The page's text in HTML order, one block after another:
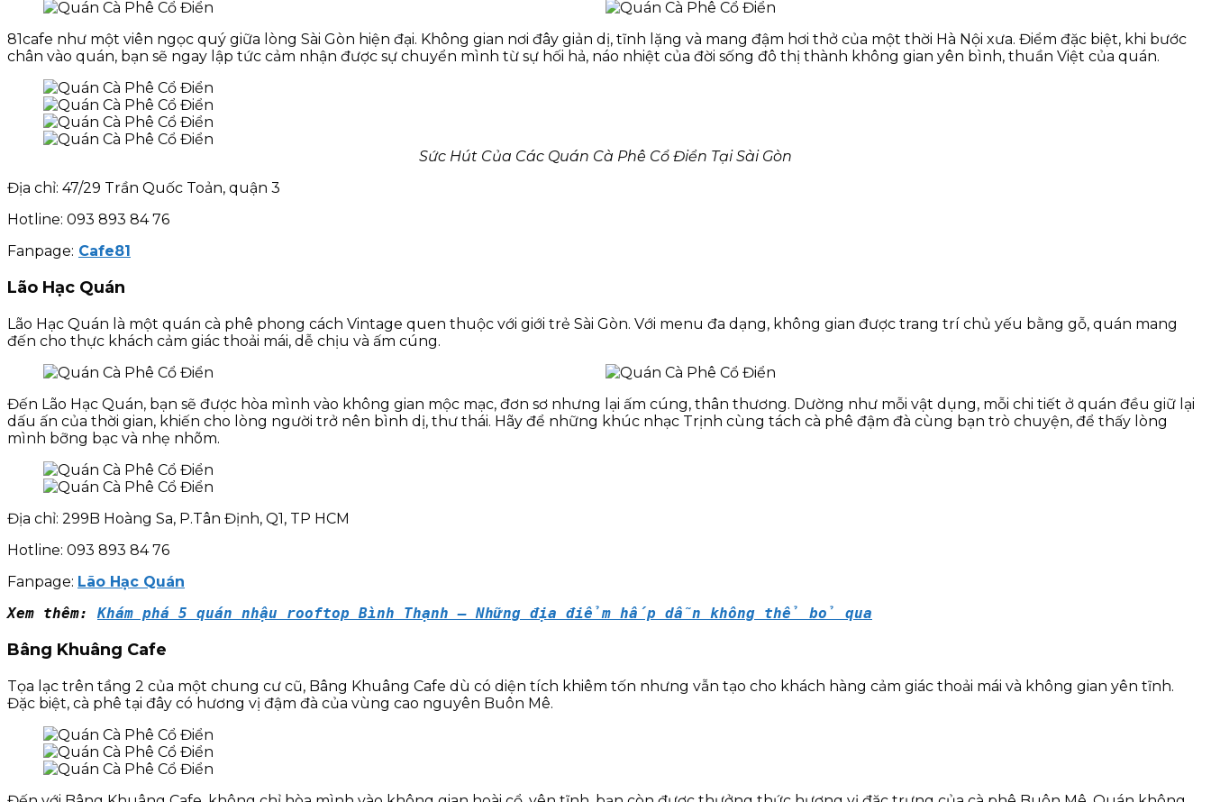
81cafe như một viên ngọc quý giữa lòng Sài Gòn hiện đại. Không gian nơi đây giản dị, tĩnh lặng và mang đậm hơi thở của một thời Hà Nội xưa. Điểm đặc biệt, khi bước
chân vào quán, bạn sẽ ngay lập tức cảm nhận được sự chuyển mình từ sự hối hả, náo nhiệt của đời sống đô thị thành không gian yên bình, thuần Việt của quán.
Sức Hút Của Các Quán Cà Phê Cổ Điển Tại Sài Gòn
Địa chỉ: 47/29 Trần Quốc Toản, quận 3
Hotline: 093 893 84 76
Fanpage: Cafe81
Lão Hạc Quán
Lão Hạc Quán là một quán cà phê phong cách Vintage quen thuộc với giới trẻ Sài Gòn. Với menu đa dạng, không gian được trang trí chủ yếu bằng gỗ, quán mang
đến cho thực khách cảm giác thoải mái, dễ chịu và ấm cúng.
Đến Lão Hạc Quán, bạn sẽ được hòa mình vào không gian mộc mạc, đơn sơ nhưng lại ấm cúng, thân thương. Dường như mỗi vật dụng, mỗi chi tiết ở quán đều giữ lại
dấu ấn của thời gian, khiến cho lòng người trở nên bình dị, thư thái. Hãy để những khúc nhạc Trịnh cùng tách cà phê đậm đà cùng bạn trò chuyện, để thấy lòng
mình bỡng bạc và nhẹ nhõm.
Địa chỉ: 299B Hoàng Sa, P.Tân Định, Q1, TP HCM
Hotline: 093 893 84 76
Fanpage: Lão Hạc Quán
Xem thêm: Khám phá 5 quán nhậu rooftop Bình Thạnh – Những địa điểm hấp dẫn không thể bỏ qua
Bâng Khuâng Cafe
Tọa lạc trên tầng 2 của một chung cư cũ, Bâng Khuâng Cafe dù có diện tích khiêm tốn nhưng vẫn tạo cho khách hàng cảm giác thoải mái và không gian yên tĩnh.
Đặc biệt, cà phê tại đây có hương vị đậm đà của vùng cao nguyên Buôn Mê.